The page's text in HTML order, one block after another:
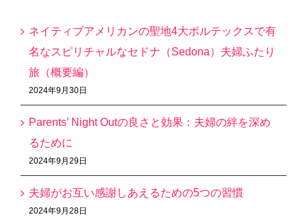
ネイティブアメリカンの聖地4大ボルテックスで有
名なスピリチャルなセドナ（Sedona）夫婦ふたり
旅（概要編）
2024年9月30日
Parents’ Night Outの良さと効果：夫婦の絆を深め
るために
2024年9月29日
夫婦がお互い感謝しあえるための5つの習慣
2024年9月28日